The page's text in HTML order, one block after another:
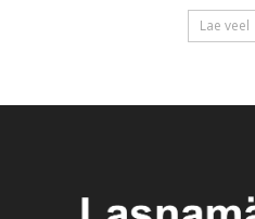
Lae veel